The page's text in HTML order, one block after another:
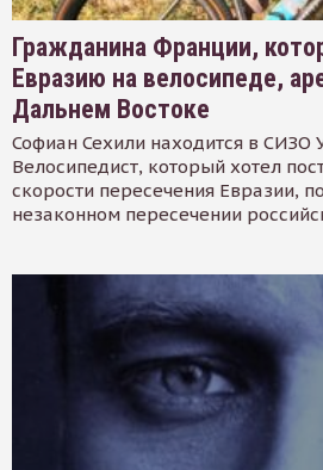
Гражданина Франции,
Евразию на велосипеде,
Дальнем Востоке
Софиан Сехили находится в СИЗО
Велосипедист, который хотел
скорости пересечения Евразии,
незаконном пересечении